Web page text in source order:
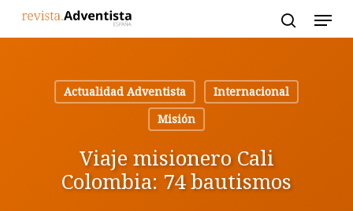
Actualidad Adventista
Internacional
Misión
Viaje misionero Cali
Colombia: 74 bautismos